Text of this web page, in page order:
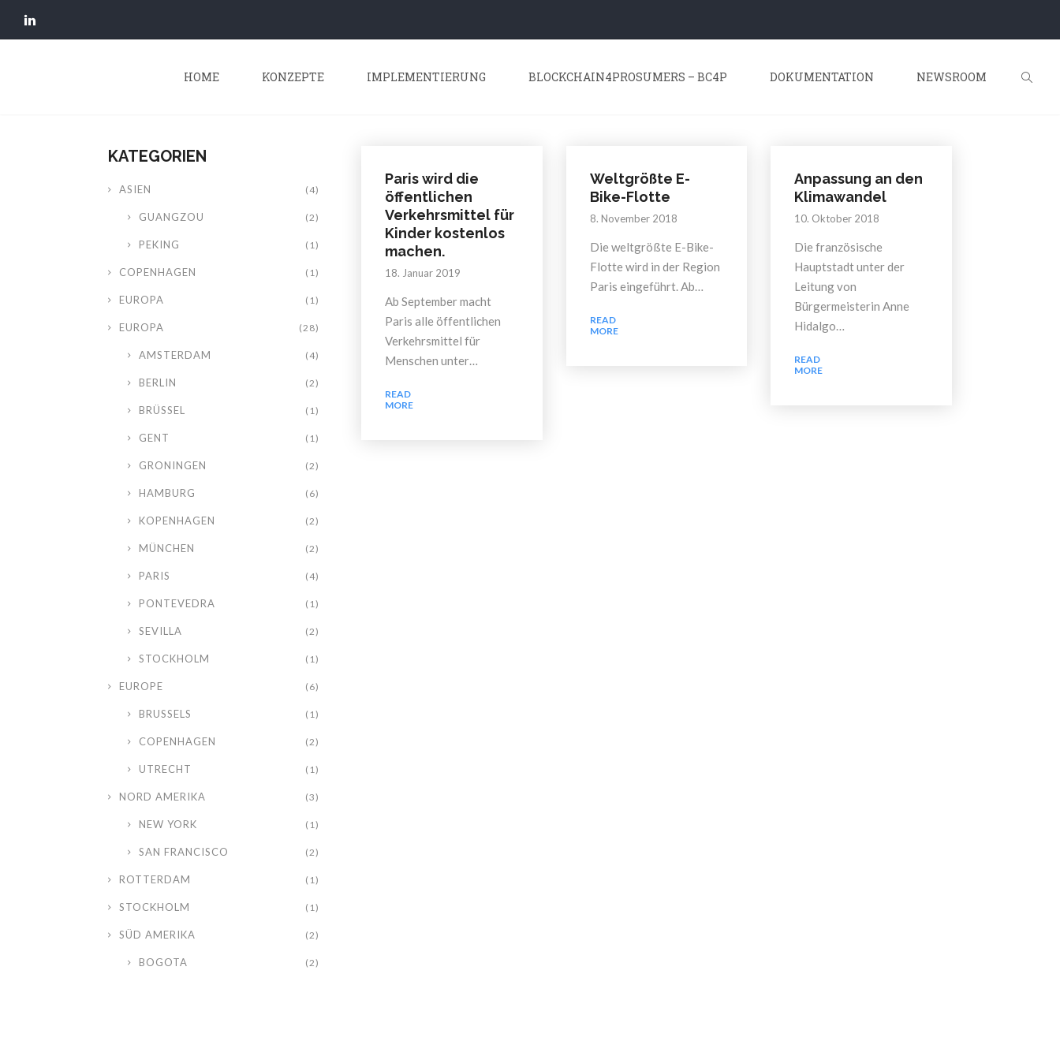
HOME KONZEPTE IMPLEMENTIERUNG BLOCKCHAIN4PROSUMERS – BC4P DOKUMENTATION NEWSROOM
KATEGORIEN
ASIEN (4)
GUANGZOU (2)
PEKING (1)
COPENHAGEN (1)
EUROPA (1)
EUROPA (28)
AMSTERDAM (4)
BERLIN (2)
BRÜSSEL (1)
GENT (1)
GRONINGEN (2)
HAMBURG (6)
KOPENHAGEN (2)
MÜNCHEN (2)
PARIS (4)
PONTEVEDRA (1)
SEVILLA (2)
STOCKHOLM (1)
EUROPE (6)
BRUSSELS (1)
COPENHAGEN (2)
UTRECHT (1)
NORD AMERIKA (3)
NEW YORK (1)
SAN FRANCISCO (2)
ROTTERDAM (1)
STOCKHOLM (1)
SÜD AMERIKA (2)
BOGOTA (2)
Paris wird die
öffentlichen
Verkehrsmittel für
Kinder kostenlos
machen.
18. Januar 2019
Ab September macht
Paris alle öffentlichen
Verkehrsmittel für
Menschen unter…
READ
MORE
Weltgrößte E-
Bike-Flotte
8. November 2018
Die weltgrößte E-Bike-
Flotte wird in der Region
Paris eingeführt. Ab…
READ
MORE
Anpassung an den
Klimawandel
10. Oktober 2018
Die französische
Hauptstadt unter der
Leitung von
Bürgermeisterin Anne
Hidalgo…
READ
MORE